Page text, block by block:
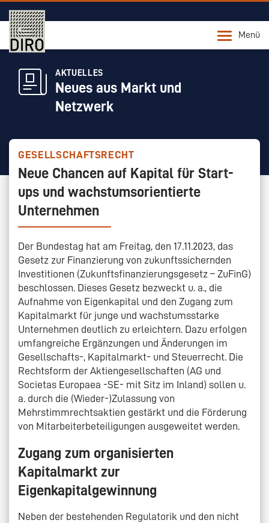
Menü
AKTUELLES
Neues aus Markt und
Netzwerk
GESELLSCHAFTSRECHT
Neue Chancen auf Kapital für Start-
ups und wachstumsorientierte
Unternehmen
Der Bundestag hat am Freitag, den 17.11.2023, das
Gesetz zur Finanzierung von zukunftssichernden
Investitionen (Zukunftsfinanzierungsgesetz – ZuFinG)
beschlossen. Dieses Gesetz bezweckt u. a., die
Aufnahme von Eigenkapital und den Zugang zum
Kapitalmarkt für junge und wachstumsstarke
Unternehmen deutlich zu erleichtern. Dazu erfolgen
umfangreiche Ergänzungen und Änderungen im
Gesellschafts-, Kapitalmarkt- und Steuerrecht. Die
Rechtsform der Aktiengesellschaften (AG und
Societas Europaea -SE- mit Sitz im Inland) sollen u.
a. durch die (Wieder-)Zulassung von
Mehrstimmrechtsaktien gestärkt und die Förderung
von Mitarbeiterbeteiligungen ausgeweitet werden.
Zugang zum organisierten
Kapitalmarkt zur
Eigenkapitalgewinnung
Neben der bestehenden Regulatorik und den nicht